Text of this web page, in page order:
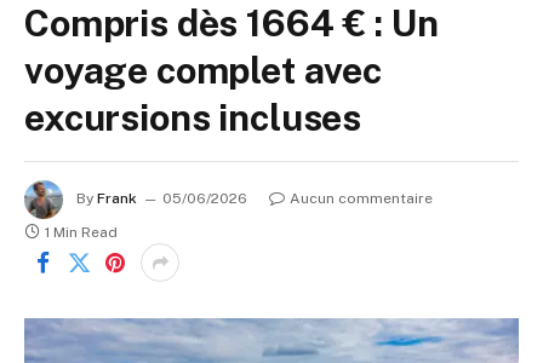
Compris dès 1664 € : Un
voyage complet avec
excursions incluses
By Frank 05/06/2026
Aucun commentaire
1 Min Read